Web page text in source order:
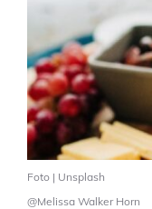
Foto | Unsplash
@Melissa Walker Horn